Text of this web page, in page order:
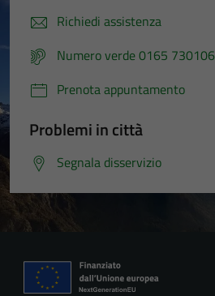
Richiedi assistenza
Numero verde 0165 730106
Prenota appuntamento
Problemi in città
Segnala disservizio